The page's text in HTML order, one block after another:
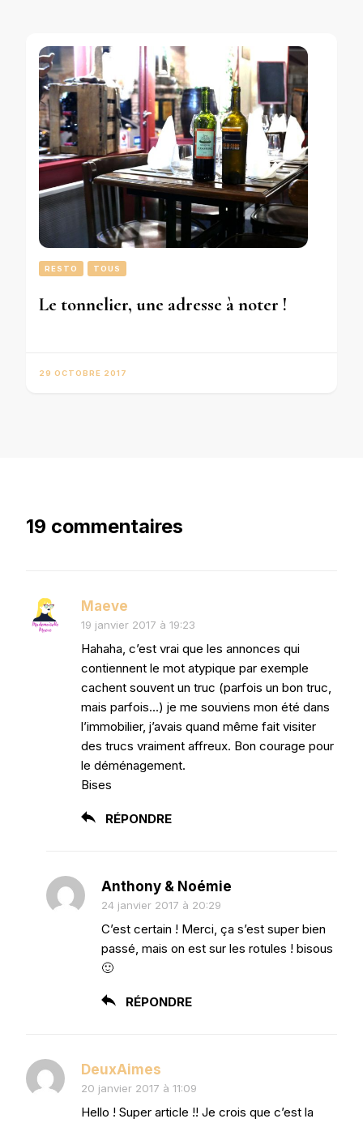
RESTO TOUS
Le tonnelier, une adresse à noter !
29 OCTOBRE 2017
19 commentaires
Maeve
19 janvier 2017 à 19:23
Hahaha, c’est vrai que les annonces qui
contiennent le mot atypique par exemple
cachent souvent un truc (parfois un bon truc,
mais parfois…) je me souviens mon été dans
l’immobilier, j’avais quand même fait visiter
des trucs vraiment affreux. Bon courage pour
le déménagement.
Bises
RÉPONDRE
Anthony & Noémie
24 janvier 2017 à 20:29
C’est certain ! Merci, ça s’est super bien
passé, mais on est sur les rotules ! bisous
🙂
RÉPONDRE
DeuxAimes
20 janvier 2017 à 11:09
Hello ! Super article !! Je crois que c’est la